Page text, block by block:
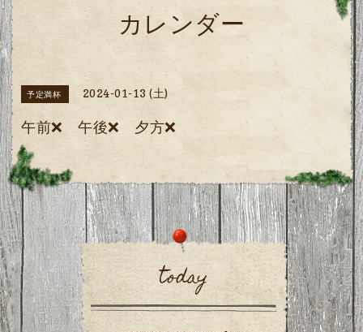
カレンダー
予定満杯 2024-01-13 (土)
午前❌ 午後❌ 夕方❌
today